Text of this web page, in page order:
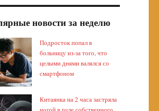
новости за неделю
Подросток попал в
больницу из-за того, что
целыми днями валялся со
смартфоном
Китаянка на 2 часа застряла